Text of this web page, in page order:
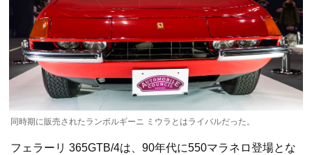
同時期に販売されたランボルギーニ ミウラとはライバルだった。
フェラーリ 365GTB/4は、90年代に550マラネロ登場とな